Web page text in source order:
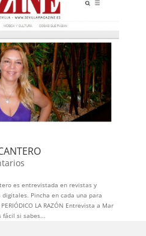
es entrevistada en revistas y
Pincha en cada una para
LA RAZÓN Entrevista a Mar
fácil si sabes...